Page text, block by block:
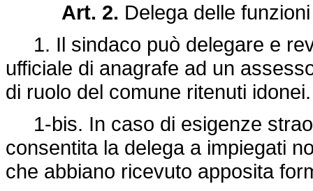
Art. 2. Delega delle
1. Il sindaco può delegare e
ufficiale di anagrafe ad un
di ruolo del comune ritenuti idonei.
1-bis. In caso di esigenze
consentita la delega a impiegati
che abbiano ricevuto apposita